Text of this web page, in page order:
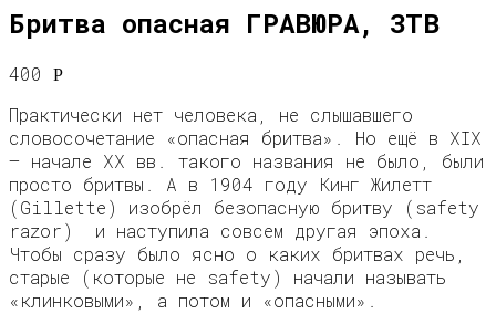
Бритва опасная ГРАВЮРА, ЗТВ
400 Р
Практически нет человека, не слышавшего
словосочетание «опасная бритва». Но ещё в XIX
— начале ХХ вв. такого названия не было, были
просто бритвы. А в 1904 году Кинг Жилетт
(Gillette) изобрёл безопасную бритву (safety
razor) и наступила совсем другая эпоха.
Чтобы сразу было ясно о каких бритвах речь,
старые (которые не safety) начали называть
«клинковыми», а потом и «опасными».